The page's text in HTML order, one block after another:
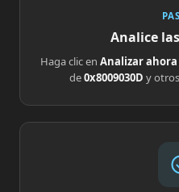
Analice
Haga clic en Analizar ahora
de0x8009030D y